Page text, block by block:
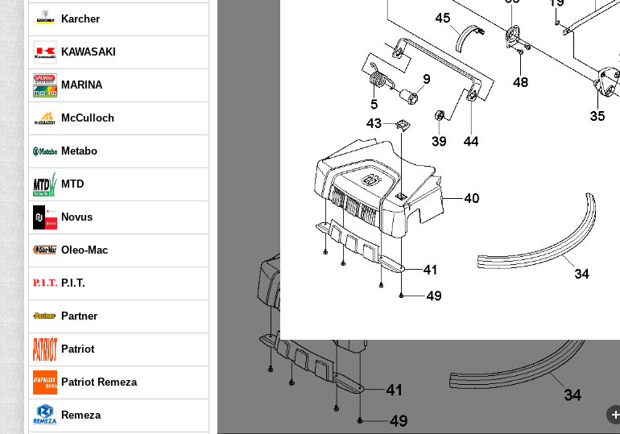
Karcher
KAWASAKI
MARINA
McCulloch
Metabo
MTD
Novus
Oleo-Mac
P.I.T.
Partner
Patriot
Patriot Remeza
Remeza